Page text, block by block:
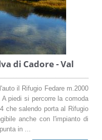
di Cadore - Val
il Rifugio Fedare m.2000
piedi si percorre la comoda
che salendo porta al Rifugio
anche con l'impianto di
in ...